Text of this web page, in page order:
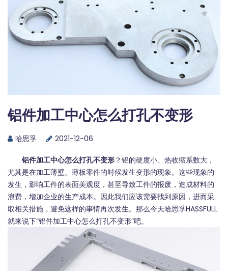
铝件加工中心怎么打孔不变形
哈思孚 2021-12-06
铝件加工中心怎么打孔不变形 ？铝的硬度小、热收缩系数大，
尤其是在加工薄壁、薄板零件的时候发生变形的现象。这些现象的
发生，影响工件的表面美观度，甚至导致工件的报废，造成材料的
浪费，增加企业的生产成本。因此我们应该需要找到原因，进而采
取相关措施，避免这样的事情再次发生。那么今天哈思孚HASSFULL
就来说下“铝件加工中心怎么打孔不变形”吧。